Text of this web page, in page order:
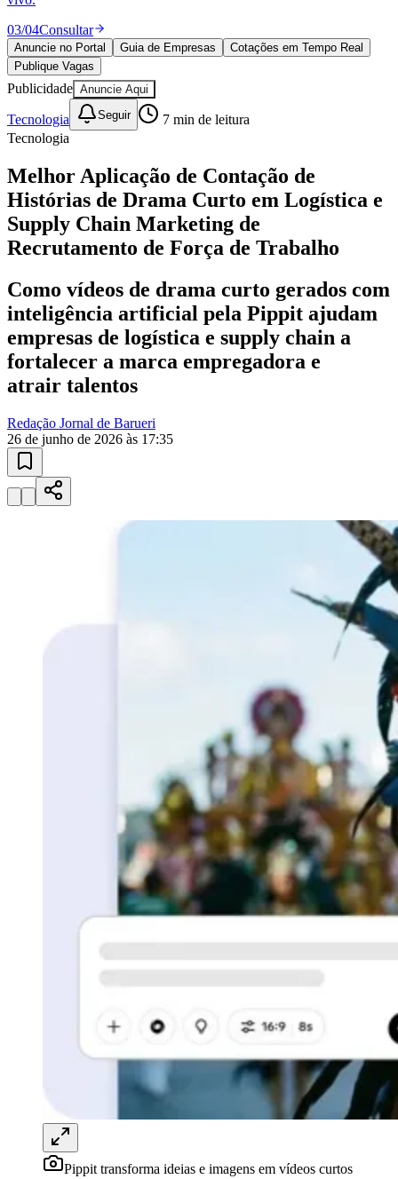
Anuncie no Portal
Publique Vagas
Publicidade Anuncie Aqui
Tecnologia Seguir
Tecnologia
Melhor Aplicação de Contação de
Supply Chain Marketing de
Recrutamento de Força de Trabalho
Como vídeos de drama curto gerados com
empresas de logística e supply chain a
fortalecer a marca empregadora e
atrair talentos
Redação Jornal de Barueri
Pippit transforma ideias e imagens em vídeos curtos
com inteligência artificial